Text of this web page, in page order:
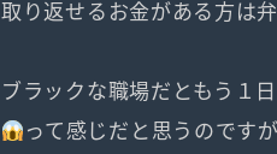
取り返せるお金がある方は
ブラックな職場だともう１
って感じだと思うのですが